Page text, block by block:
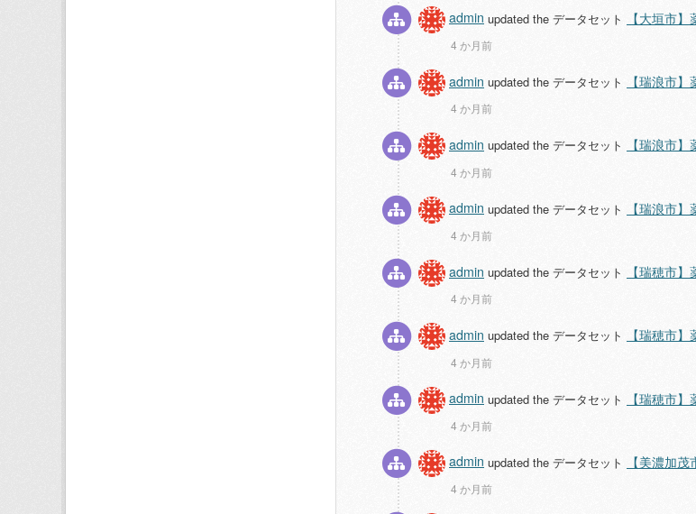
admin updated the データセット 【大垣市
4 か月前
admin updated the データセット 【瑞浪市
4 か月前
admin updated the データセット 【瑞浪市
4 か月前
admin updated the データセット 【瑞浪市
4 か月前
admin updated the データセット 【瑞穂市
4 か月前
admin updated the データセット 【瑞穂市
4 か月前
admin updated the データセット 【瑞穂市
4 か月前
admin updated the データセット 【美濃加
4 か月前